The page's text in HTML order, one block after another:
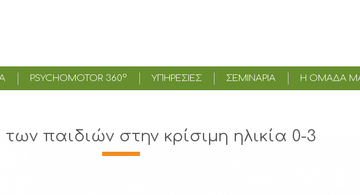
PSYCHOMOTOR 360° ΥΠΗΡΕΣΊΕΣ ΣΕΜΙΝΑΡΙΑ Η ΟΜΑΔΑ
των παιδιών στην κρίσιμη ηλικία 0-3